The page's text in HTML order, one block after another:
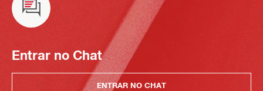
Entrar no Chat
ENTRAR NO CHAT